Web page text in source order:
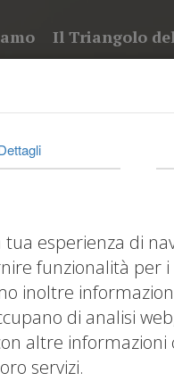
Il Triangolo
video
esperienza di
funzionalità per i
inoltre
di analisi
altre informazioni
servizi.